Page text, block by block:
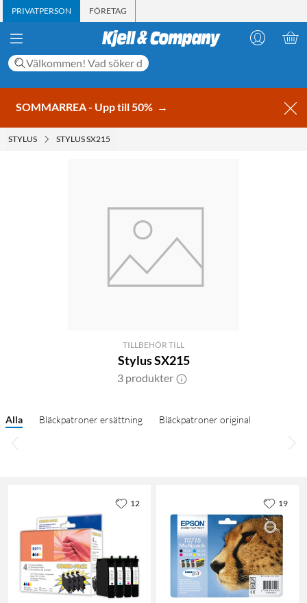
PRIVATPERSON FÖRETAG
SOMMARREA - Upp till 50% →
STYLUS STYLUS SX215
TILLBEHÖR TILL
Stylus SX215
3 produkter
Alla Bläckpatroner ersättning Bläckpatroner original
12 19